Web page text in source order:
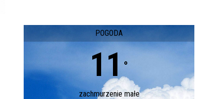
POGODA
11 °
zachmurzenie małe